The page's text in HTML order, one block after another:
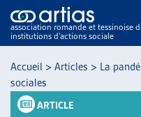
association romande et tessinoise
institutions d’actions sociale
Accueil > Articles > La
sociales
ARTICLE